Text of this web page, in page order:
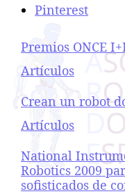
Pinterest
Premios ONCE
Respecto a
Artículos
Crean un robot
Respecto a
Artículos
National
Robotics 2009
sofisticados de